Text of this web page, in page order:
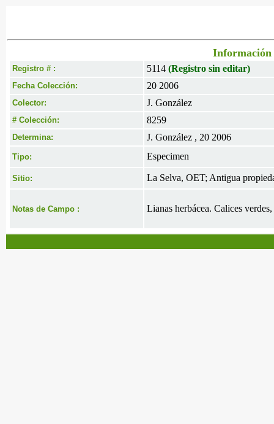
Información
Registro # : 5114 (Registro sin editar)
Fecha Colección: 20 2006
Colector: J. González
# Colección: 8259
Determina: J. González , 20 2006
Tipo: Especimen
Sitio: La Selva, OET; Antigua
Notas de Campo : Lianas herbácea. Calices